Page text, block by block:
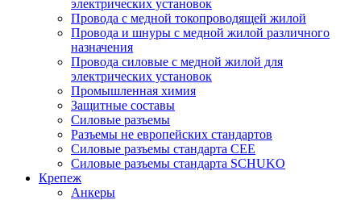
электрических установок
Провода с медной токопроводящей жилой
Провода и шнуры с медной жилой различного
назначения
Провода силовые с медной жилой для
электрических установок
Промышленная химия
Защитные составы
Силовые разъемы
Разъемы не европейских стандартов
Силовые разъемы стандарта CEE
Силовые разъемы стандарта SCHUKO
Крепеж
Анкеры